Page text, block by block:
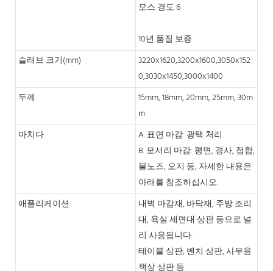
모스 경도 6
10년 품질 보증
슬래브 크기(mm)
3220x1620,3200x1600,3050x152
0,3030x1450,3000x1400
두께
15mm, 18mm, 20mm, 25mm, 30m
m
마치다
A. 표면 마감: 광택 처리.
B. 모서리 마감: 평면, 경사, 접합,
불노즈, 오지 등, 자세한 내용은
아래를 참조하십시오.
애플리케이션
내벽 마감재, 바닥재, 주방 조리
대, 욕실 세면대 상판 등으로 널
리 사용됩니다.
테이블 상판, 벤치 상판, 사무용
책상 상판 등